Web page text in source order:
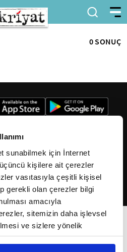
sunabilmek için İnternet
kişilere ait çerezler
vasıtasıyla çeşitli kişisel
gerekli olan çerezler bilgi
amacıyla
sitemizin daha işlevsel
ve sizlere yönelik
yapılması, amaçlarıyla
0 SONUÇ